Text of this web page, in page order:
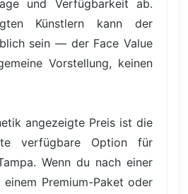
und Verfügbarkeit ab.
Künstlern kann der
sein — der Face Value
Vorstellung, keinen
angezeigte Preis ist die
verfügbare Option für
Wenn du nach einer
einem Premium-Paket oder